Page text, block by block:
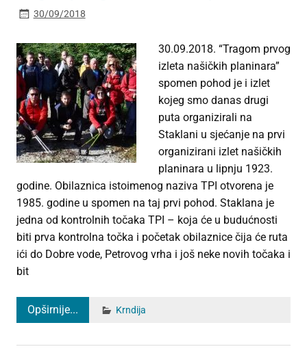
30/09/2018
30.09.2018. “Tragom prvog
izleta našičkih planinara”
spomen pohod je i izlet
kojeg smo danas drugi
puta organizirali na
Staklani u sjećanje na prvi
organizirani izlet našičkih
planinara u lipnju 1923.
godine. Obilaznica istoimenog naziva TPI otvorena je
1985. godine u spomen na taj prvi pohod. Staklana je
jedna od kontrolnih točaka TPI – koja će u budućnosti
biti prva kontrolna točka i početak obilaznice čija će ruta
ići do Dobre vode, Petrovog vrha i još neke novih točaka i
bit
Opširnije... Krndija